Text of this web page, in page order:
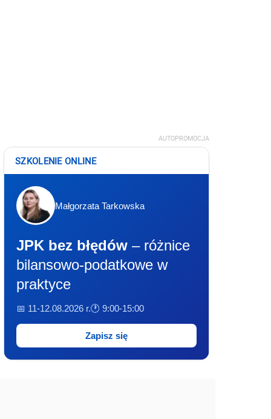
AUTOPROMOCJA
SZKOLENIE ONLINE
Małgorzata Tarkowska
JPK bez błędów – różnice
bilansowo-podatkowe w
praktyce
📅 11-12.08.2026 r.🕐 9:00-15:00
Zapisz się